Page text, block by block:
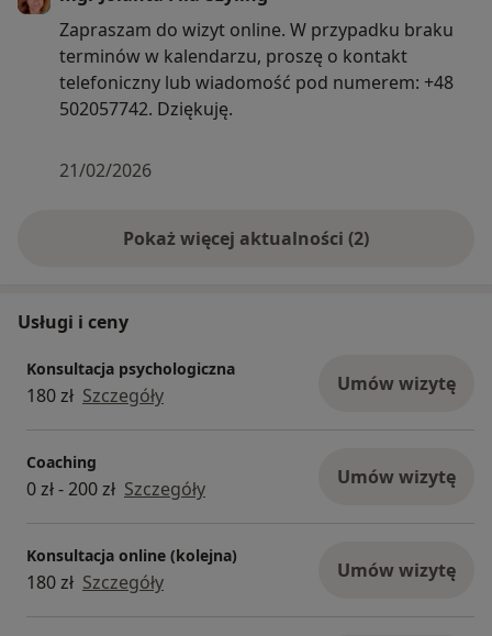
Zapraszam do wizyt online. W przypadku braku
terminów w kalendarzu, proszę o kontakt
telefoniczny lub wiadomość pod numerem: +48
502057742. Dziękuję.
21/02/2026
Pokaż więcej aktualności (2)
Usługi i ceny
Konsultacja psychologiczna
180 zł Szczegóły Umów wizytę
Coaching
0 zł - 200 zł Szczegóły Umów wizytę
Konsultacja online (kolejna)
180 zł Szczegóły Umów wizytę